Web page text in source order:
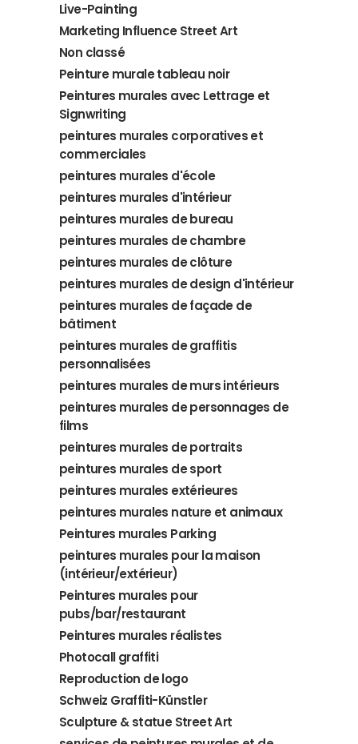
Live-Painting
Marketing Influence Street Art
Non classé
Peinture murale tableau noir
Peintures murales avec Lettrage et
Signwriting
peintures murales corporatives et
commerciales
peintures murales d'école
peintures murales d'intérieur
peintures murales de bureau
peintures murales de chambre
peintures murales de clôture
peintures murales de design d'intérieur
peintures murales de façade de
bâtiment
peintures murales de graffitis
personnalisées
peintures murales de murs intérieurs
peintures murales de personnages de
films
peintures murales de portraits
peintures murales de sport
peintures murales extérieures
peintures murales nature et animaux
Peintures murales Parking
peintures murales pour la maison
(intérieur/extérieur)
Peintures murales pour
pubs/bar/restaurant
Peintures murales réalistes
Photocall graffiti
Reproduction de logo
Schweiz Graffiti-Künstler
Sculpture & statue Street Art